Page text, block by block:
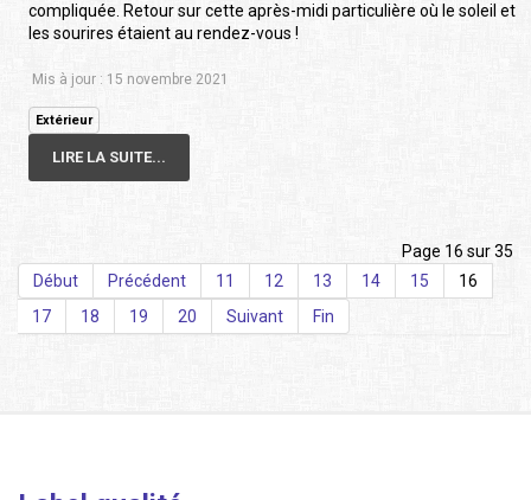
compliquée. Retour sur cette après-midi particulière où le soleil et
les sourires étaient au rendez-vous !
Mis à jour : 15 novembre 2021
Extérieur
LIRE LA SUITE...
Page 16 sur 35
Début
Précédent 11 12 13 14 15
16
17
18 19 20 Suivant Fin